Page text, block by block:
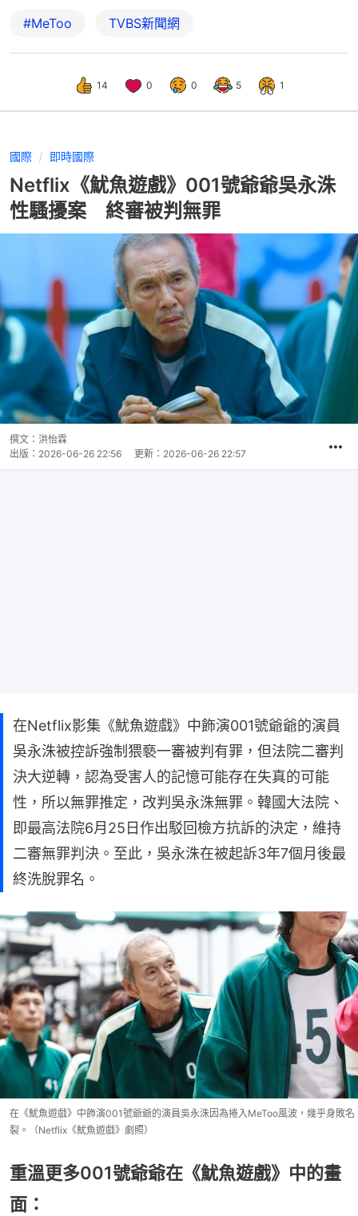
#MeToo TVBS新聞網
14 0 0 5 1
國際 即時國際
Netflix《魷魚遊戲》001號爺爺吳永洙
性騷擾案 終審被判無罪
撰文： 洪怡霖
出版： 2026-06-26 22:56 更新： 2026-06-26 22:57
在Netflix影集《魷魚遊戲》中飾演001號爺爺的演員
吳永洙被控訴強制猥褻一審被判有罪，但法院二審判
決大逆轉，認為受害人的記憶可能存在失真的可能
性，所以無罪推定，改判吳永洙無罪。韓國大法院、
即最高法院6月25日作出駁回檢方抗訴的決定，維持
二審無罪判決。至此，吳永洙在被起訴3年7個月後最
終洗脫罪名。
在《魷魚遊戲》中飾演001號爺爺的演員吳永洙因為捲入MeToo風波，幾乎身敗名
裂。（Netflix《魷魚遊戲》劇照）
重溫更多001號爺爺在《魷魚遊戲》中的畫
面：